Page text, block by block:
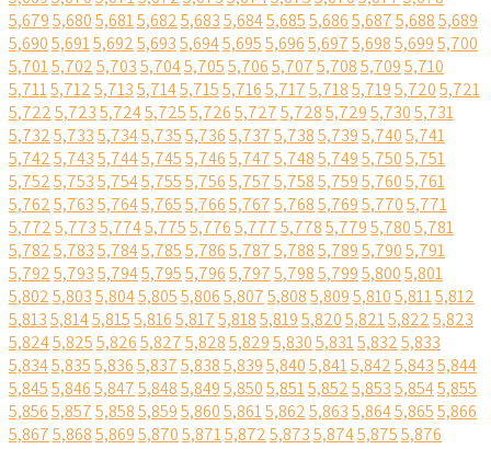
5,6795,6805,6815,6825,6835,6845,6855,6865,6875,6885,689
5,6905,6915,6925,6935,6945,6955,6965,6975,6985,6995,700
5,7015,7025,7035,7045,7055,7065,7075,7085,7095,710
5,7115,7125,7135,7145,7155,7165,7175,7185,7195,7205,721
5,7225,7235,7245,7255,7265,7275,7285,7295,7305,731
5,7325,7335,7345,7355,7365,7375,7385,7395,7405,741
5,7425,7435,7445,7455,7465,7475,7485,7495,7505,751
5,7525,7535,7545,7555,7565,7575,7585,7595,7605,761
5,7625,7635,7645,7655,7665,7675,7685,7695,7705,771
5,7725,7735,7745,7755,7765,7775,7785,7795,7805,781
5,7825,7835,7845,7855,7865,7875,7885,7895,7905,791
5,7925,7935,7945,7955,7965,7975,7985,7995,8005,801
5,8025,8035,8045,8055,8065,8075,8085,8095,8105,8115,812
5,8135,8145,8155,8165,8175,8185,8195,8205,8215,8225,823
5,8245,8255,8265,8275,8285,8295,8305,8315,8325,833
5,8345,8355,8365,8375,8385,8395,8405,8415,8425,8435,844
5,8455,8465,8475,8485,8495,8505,8515,8525,8535,8545,855
5,8565,8575,8585,8595,8605,8615,8625,8635,8645,8655,866
5,8675,8685,8695,8705,8715,8725,8735,8745,8755,876